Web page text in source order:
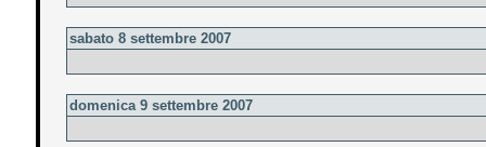
sabato 8 settembre 2007
domenica 9 settembre 2007